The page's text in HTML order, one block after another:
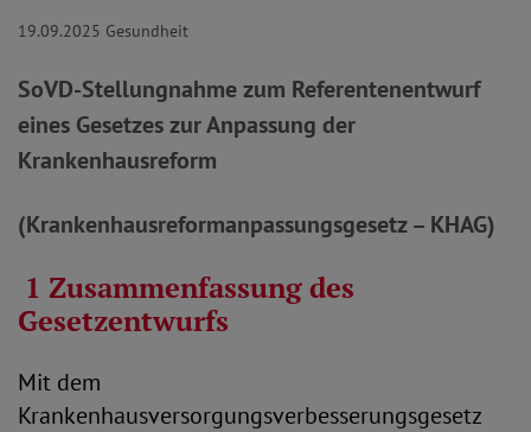
19.09.2025 Gesundheit
SoVD-Stellungnahme zum Referentenentwurf
eines Gesetzes zur Anpassung der
Krankenhausreform
(Krankenhausreformanpassungsgesetz – KHAG)
1 Zusammenfassung des
Gesetzentwurfs
Mit dem
Krankenhausversorgungsverbesserungsgesetz